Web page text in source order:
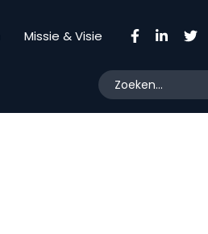
Missie & Visie